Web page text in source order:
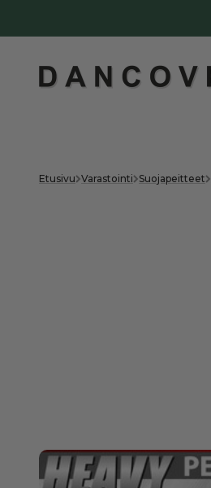
Dancover
Etusivu Varastointi Suojapeitteet